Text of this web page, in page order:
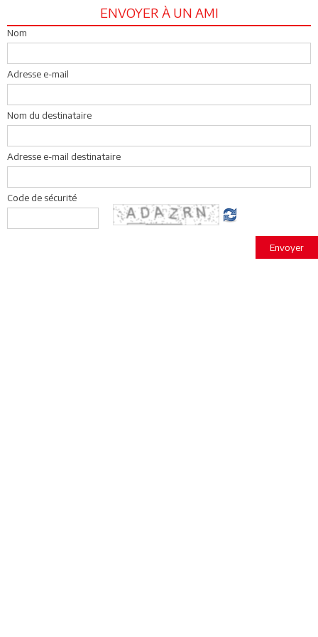
ENVOYER À UN AMI
Nom
Adresse e-mail
Nom du destinataire
Adresse e-mail destinataire
Code de sécurité
Envoyer